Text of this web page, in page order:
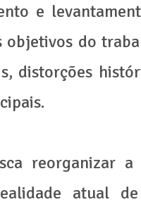
e
objetivos do
distorções
reorganizar
atual